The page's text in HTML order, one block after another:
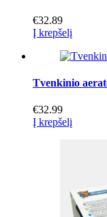
€32.89
Į krepšelį
Tvenkinio
€32.99
Į krepšelį